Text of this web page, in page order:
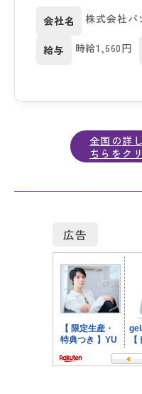
会社名 株式会社パ
給与 時給1,660円
全国の詳
ちらをク
広告